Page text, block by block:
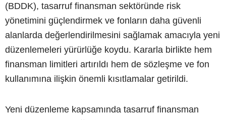
(BDDK), tasarruf finansman sektöründe risk
yönetimini güçlendirmek ve fonların daha güvenli
alanlarda değerlendirilmesini sağlamak amacıyla yeni
düzenlemeleri yürürlüğe koydu. Kararla birlikte hem
finansman limitleri artırıldı hem de sözleşme ve fon
kullanımına ilişkin önemli kısıtlamalar getirildi.
Yeni düzenleme kapsamında tasarruf finansman